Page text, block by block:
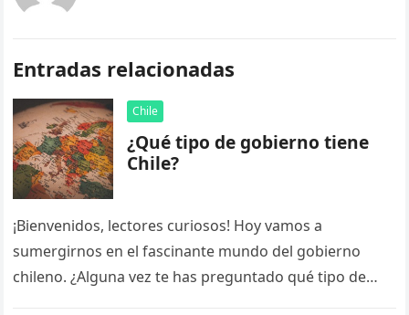
Entradas relacionadas
Chile
¿Qué tipo de gobierno tiene
Chile?
¡Bienvenidos, lectores curiosos! Hoy vamos a
sumergirnos en el fascinante mundo del gobierno
chileno. ¿Alguna vez te has preguntado qué tipo de